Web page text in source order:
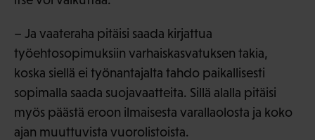
– Ja vaateraha pitäisi saada kirjattua
työehtosopimuksiin varhaiskasvatuksen takia,
koska siellä ei työnantajalta tahdo paikallisesti
sopimalla saada suojavaatteita. Sillä alalla pitäisi
myös päästä eroon ilmaisesta varallaolosta ja koko
ajan muuttuvista vuorolistoista.